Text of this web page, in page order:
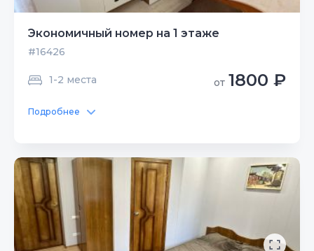
Экономичный номер на 1 этаже
#16426
1-2 места от 1800 ₽
Подробнее